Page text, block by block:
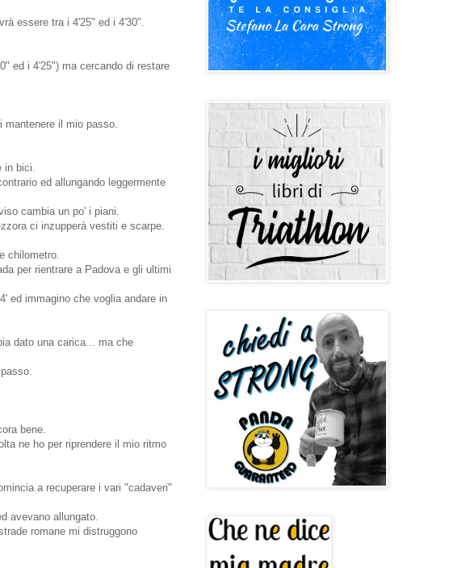
essere tra i 4'25" ed i 4'30".
ed i 4'25") ma cercando di restare
mantenere il mio passo.
in bici.
ed allungando leggermente
cambia un po' i piani.
ci inzupperà vestiti e scarpe.
chilometro.
per rientrare a Padova e gli ultimi
ed immagino che voglia andare in
dato una carica... ma che
bene.
ne ho per riprendere il mio ritmo
a recuperare i vari "cadaveri"
avevano allungato.
romane mi distruggono